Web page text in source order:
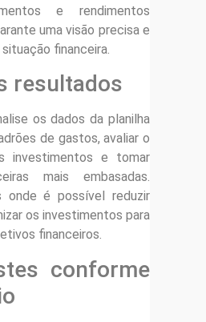
e rendimentos
uma visão precisa e
financeira.
resultados
os dados da planilha
de gastos, avaliar o
investimentos e tomar
mais embasadas.
onde é possível reduzir
os investimentos para
financeiros.
conforme